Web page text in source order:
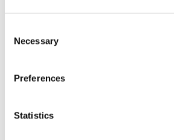
Selection
Necessary
Preferences
Statistics
goedgekeurd door de Europese
van de
RECHTEN VAN DE BETROKKENE